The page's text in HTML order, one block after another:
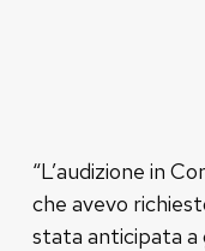
“L’audizione in
che avevo
stata anticipata a